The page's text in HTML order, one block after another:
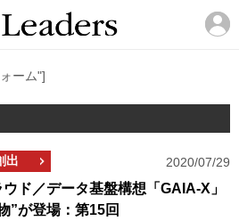
ーム"]
出 2020/07/29
ウド／データ基盤構想「GAIA-X」
”が登場：第15回